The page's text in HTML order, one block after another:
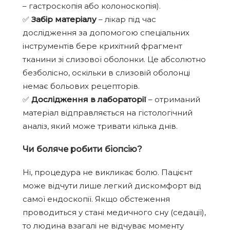
– гастроскопія або колоноскопія).
✅ Забір матеріалу – лікар під час
дослідження за допомогою спеціальних
інструментів бере крихітний фрагмент
тканини зі слизової оболонки. Це абсолютно
безболісно, оскільки в слизовій оболонці
немає больових рецепторів.
✅ Дослідження в лабораторії – отриманий
матеріал відправляється на гістологічний
аналіз, який може тривати кілька днів.
Чи боляче робити біопсію?
Ні, процедура не викликає болю. Пацієнт
може відчути лише легкий дискомфорт від
самої ендоскопії. Якщо обстеження
проводиться у стані медичного сну (седації),
то людина взагалі не відчуває моменту